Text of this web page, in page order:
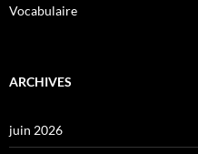
Vocabulaire
ARCHIVES
juin 2026